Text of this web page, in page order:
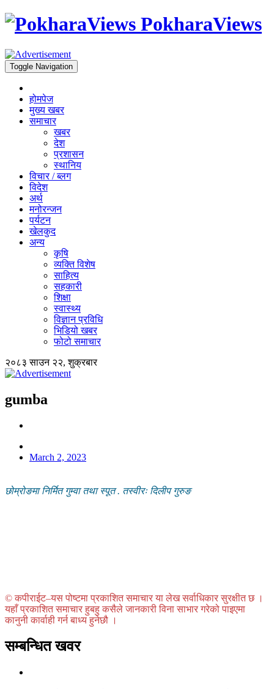
PokharaViews
Toggle Navigation
होमपेज
मुख्य खबर
समाचार
खबर
देश
प्रशासन
स्थानिय
विचार / ब्लग
विदेश
अर्थ
मनोरन्जन
पर्यटन
खेलकुद
अन्य
कृषि
व्यक्ति विशेष
साहित्य
सहकारी
शिक्षा
स्वास्थ्य
विज्ञान प्रविधि
भिडियो खबर
फोटो समाचार
२०८३ साउन २२, शुक्रबार
gumba
March 2, 2023
छोम्रोङमा निर्मित गुम्वा तथा स्पूत . तस्वीरः दिलीप गुरुङ
© कपीराईट–यस पोष्टमा प्रकाशित समाचार या लेख सर्वाधिकार सुरक्षीत छ ।
यहाँ प्रकाशित समाचार हुबहु कसैले जानकारी विना साभार गरेको पाइएमा
कानुनी कार्वाही गर्न बाध्य हुनेछौ ।
सम्बन्धित खवर